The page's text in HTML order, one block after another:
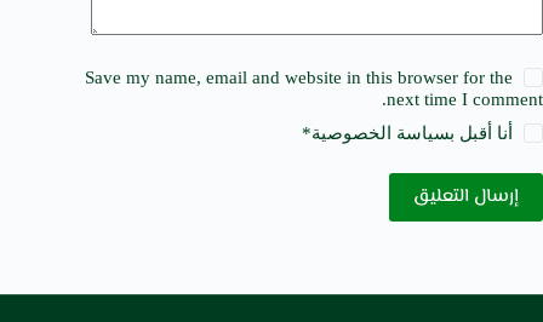
Save my name, email and website in this browser for the
next time I comment.
أنا أقبل بسياسة الخصوصية*
إرسال التعليق